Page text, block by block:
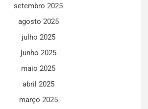
setembro 2025
agosto 2025
julho 2025
junho 2025
maio 2025
abril 2025
março 2025